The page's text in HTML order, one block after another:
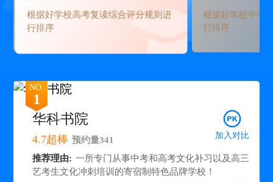
根据好学校高考复读综合评分规则进
行排序
根据好学校中考
行排序
NO.
1
华科书院
4.7超棒 预约量341 加入对比
推荐理由: 一所专门从事中考和高考文化补习以及高三
艺考生文化冲刺培训的寄宿制特色品牌学校！